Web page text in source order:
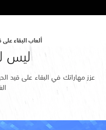
ألعاب البقاء على
ليس
عزز مهاراتك في البقاء على قيد